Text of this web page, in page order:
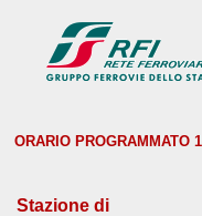
ORARIO PROGRAMMATO
Stazione di